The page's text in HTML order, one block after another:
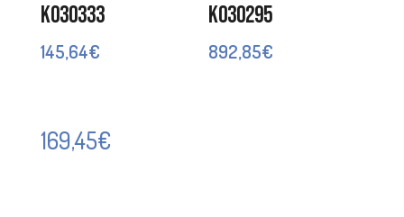
K030333
145,64€
K030295
892,85€
169,45€